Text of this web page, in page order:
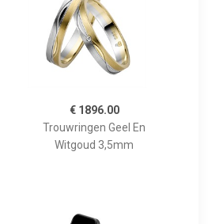
€ 1896.00
Trouwringen Geel En
Witgoud 3,5mm